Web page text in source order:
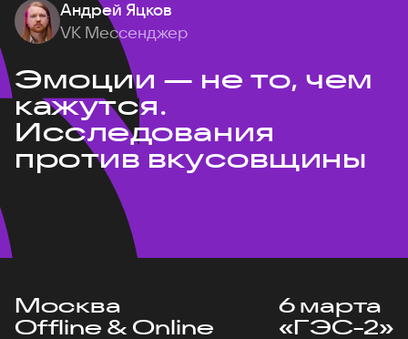
Андрей Яцков
VK Мессенджер
Эмоции — не то, чем
кажутся.
Исследования
против вкусовщины
Москва
Offline & Online
6 марта
«ГЭС-2»